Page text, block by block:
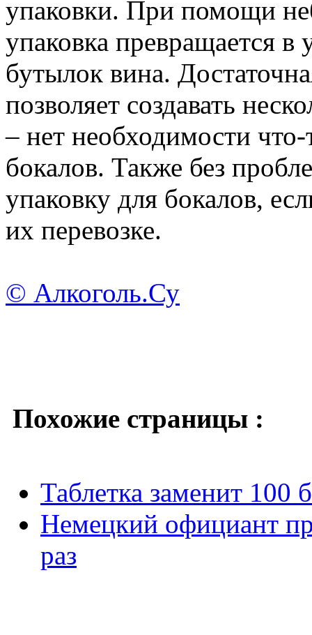
упаковки. При помощи
упаковка превращается
бутылок вина.
позволяет создавать
– нет необходимости
бокалов. Также без
упаковку для бокалов,
их перевозке.
© Алкоголь.Су
Похожие страницы :
Таблетка заменит 100
Немецкий официант
раз